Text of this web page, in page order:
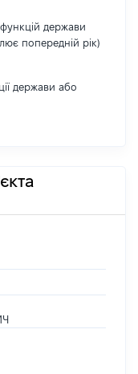
держави
попередній рік)
держави або